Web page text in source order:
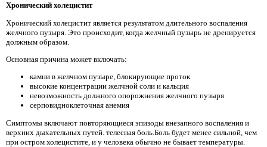
Хронический холецистит
Хронический холецистит является результатом длительного воспаления
желчного пузыря. Это происходит, когда желчный пузырь не дренируется
должным образом.
Основная причина может включать:
камни в желчном пузыре, блокирующие проток
высокие концентрации желчной соли и кальция
невозможность должного опорожнения желчного пузыря
серповидноклеточная анемия
Симптомы включают повторяющиеся эпизоды внезапного воспаления и
верхних дыхательных путей. телесная боль.Боль будет менее сильной, чем
при остром холецистите, и у человека обычно не бывает температуры.